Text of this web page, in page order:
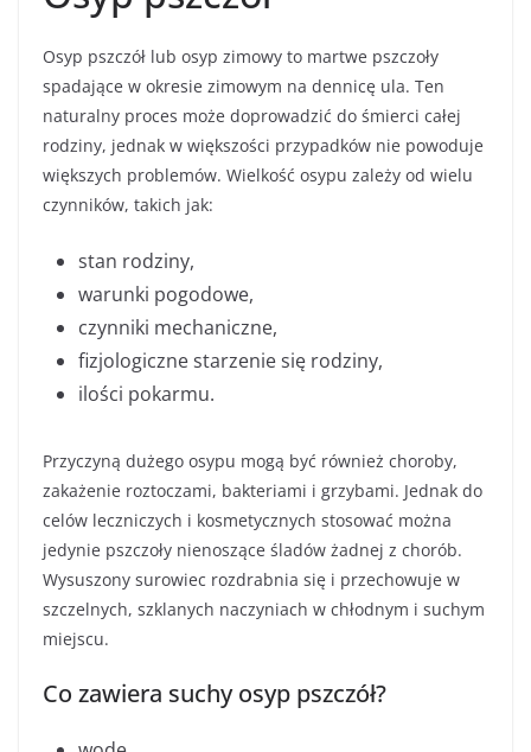
Osyp pszczół lub osyp zimowy to martwe pszczoły
spadające w okresie zimowym na dennicę ula. Ten
naturalny proces może doprowadzić do śmierci całej
rodziny, jednak w większości przypadków nie powoduje
większych problemów. Wielkość osypu zależy od wielu
czynników, takich jak:
stan rodziny,
warunki pogodowe,
czynniki mechaniczne,
fizjologiczne starzenie się rodziny,
ilości pokarmu.
Przyczyną dużego osypu mogą być również choroby,
zakażenie roztoczami, bakteriami i grzybami. Jednak do
celów leczniczych i kosmetycznych stosować można
jedynie pszczoły nienoszące śladów żadnej z chorób.
Wysuszony surowiec rozdrabnia się i przechowuje w
szczelnych, szklanych naczyniach w chłodnym i suchym
miejscu.
Co zawiera suchy osyp pszczół?